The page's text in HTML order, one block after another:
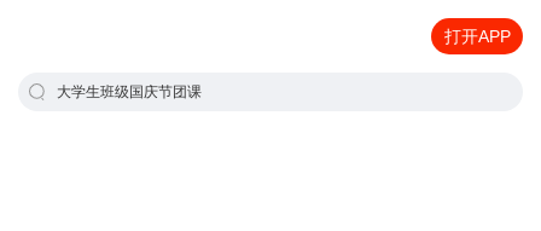
打开APP
大学生班级国庆节团课